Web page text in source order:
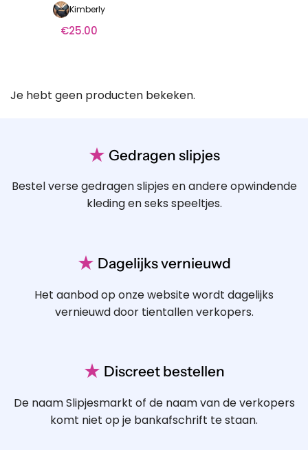
Kimberly
€25.00
Je hebt geen producten bekeken.
★ Gedragen slipjes
Bestel verse gedragen slipjes en andere opwindende
kleding en seks speeltjes.
★ Dagelijks vernieuwd
Het aanbod op onze website wordt dagelijks
vernieuwd door tientallen verkopers.
★ Discreet bestellen
De naam Slipjesmarkt of de naam van de verkopers
komt niet op je bankafschrift te staan.